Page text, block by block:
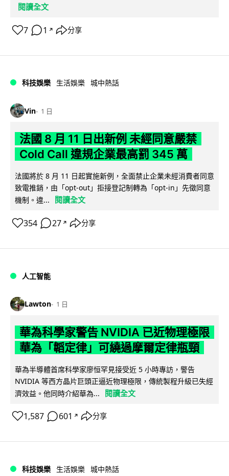
閱讀全文
7 1 ↗ 分享
科技娛樂 生活娛樂 城中熱話
Vin 1 日
法國 8 月 11 日出新例 未經同意嚴禁
Cold Call 違規企業最高罰 345 萬
法國將於 8 月 11 日起實施新例，全面禁止企業未經消費者同意
致電推銷，由「opt-out」拒接登記制轉為「opt-in」先徵同意
機制。違...
閱讀全文
354 27 ↗ 分享
人工智能
Lawton 1 日
華為科學家警告 NVIDIA 已近物理極限
華為「韜定律」可繞過摩爾定律瓶頸
華為半導體首席科學家廖恒罕見接受近 5 小時專訪，警告
NVIDIA 等西方晶片巨頭正逼近物理極限，傳統製程升級已失經
濟效益。他同時介紹華為...
閱讀全文
1,587 601 ↗ 分享
科技娛樂 生活娛樂 城中熱話